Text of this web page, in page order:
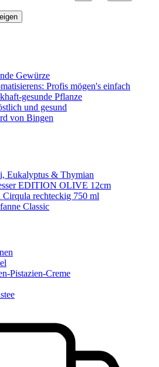
Gewürze
Profis mögen's einfach
gesunde Pflanze
und gesund
von Bingen
Eukalyptus & Thymian
EDITION OLIVE 12cm
rechteckig 750 ml
Classic
Pistazien-Creme